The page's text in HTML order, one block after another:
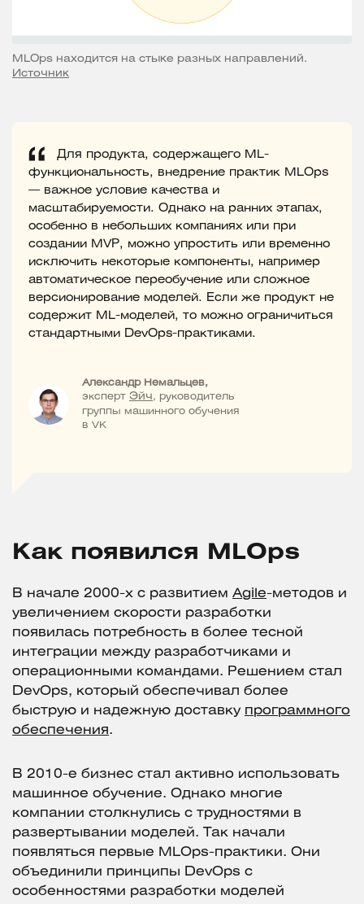
MLOps находится на стыке разных направлений.
Источник
Для продукта, содержащего ML-
функциональность, внедрение практик MLOps
— важное условие качества и
масштабируемости. Однако на ранних этапах,
особенно в небольших компаниях или при
создании MVP, можно упростить или временно
исключить некоторые компоненты, например
автоматическое переобучение или сложное
версионирование моделей. Если же продукт не
содержит ML-моделей, то можно ограничиться
стандартными DevOps-практиками.
Александр Немальцев,
эксперт Эйч, руководитель
группы машинного обучения
в VK
Как появился MLOps
В начале 2000-х с развитием Agile-методов и
увеличением скорости разработки
появилась потребность в более тесной
интеграции между разработчиками и
операционными командами. Решением стал
DevOps, который обеспечивал более
быструю и надежную доставку программного
обеспечения.
В 2010-е бизнес стал активно использовать
машинное обучение. Однако многие
компании столкнулись с трудностями в
развертывании моделей. Так начали
появляться первые MLOps-практики. Они
объединили принципы DevOps с
особенностями разработки моделей